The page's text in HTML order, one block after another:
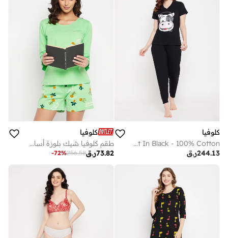
كلوفيا
Clovia Cow Emoji Print Top And Solid Jogger Set In Black - 100% Cotton
ر.ق244.13
كلوفيا
طقم كلوفيا شيك بلوزة أساسية وشورت بطبعة صبار - أخضر نعناعي - قطن 100%
ر.ق73.82
256.58
-72%